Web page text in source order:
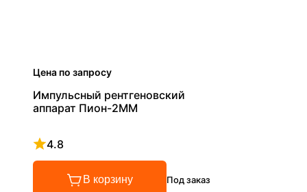
Цена по запросу
Импульсный рентгеновский
аппарат Пион-2ММ
4.8
Рейтинг 4.8 из 5
В корзину Под заказ